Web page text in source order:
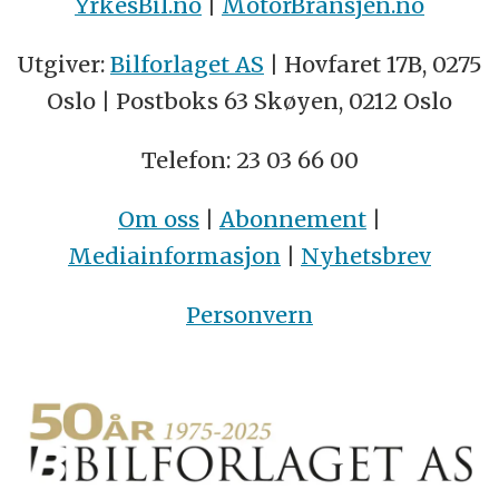
Utgiver: Bilforlaget AS | Hovfaret 17B, 0275
Oslo | Postboks 63 Skøyen, 0212 Oslo
Telefon: 23 03 66 00
Om oss | Abonnement |
Mediainformasjon | Nyhetsbrev
Personvern